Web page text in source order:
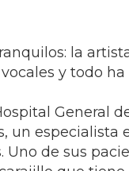
la
y todo ha
General
un especialista
de sus